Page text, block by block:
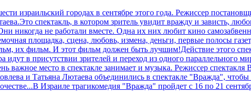
израильский городах в сентябре этого года. Режиссер
спектакль, в котором зритель увидит вражду и зависть,
никогда не работали вместе. Одна их них любит кино
площадка, сцена, любовь, измена, деньги, первые полосы
их фильм. И этот фильм должен быть лучшим!Действие этого
в присутствии зрителей и переход из одного параллельного
место в спектакле занимает и музыка. Режиссер спектакля
и Татьяна Лютаева объединились в спектакле "Вражда", чтобы
Израиле трагикомедия "Вражда" пройдет с 16 по 21